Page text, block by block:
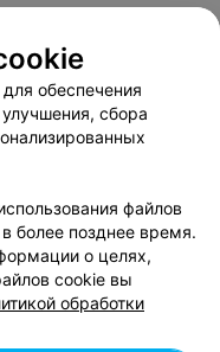
обеспечения
улучшения, сбора
файлов
более позднее время.
о целях,
cookie вы
обработки